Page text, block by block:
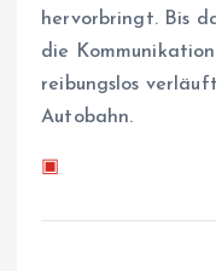
hervorbringt. Bis
die
reibungslos
Autobahn.
▣